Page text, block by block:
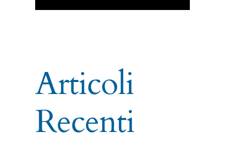
Articoli
Recenti